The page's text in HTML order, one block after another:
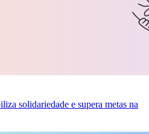
solidariedade e supera metas na